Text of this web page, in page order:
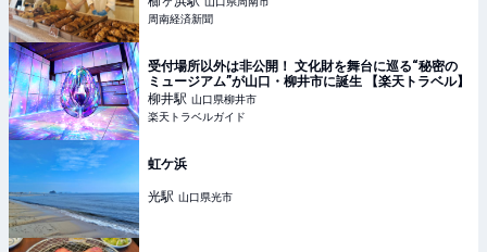
周南経済新聞
受付場所以外は非公開！ 文化財を舞台に巡る“秘密の
ミュージアム”が山口・柳井市に誕生 【楽天トラベル】
柳井駅 山口県柳井市
楽天トラベルガイド
虹ケ浜
光駅 山口県光市